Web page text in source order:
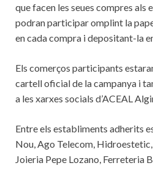
que facen les seues compres als
podran participar omplint la
en cada compra i depositant-la
Els comerços participants
cartell oficial de la campanya i
a les xarxes socials d’ACEAL
Entre els establiments adherits
Nou, Ago Telecom, Hidroestetic,
Joieria Pepe Lozano, Ferreteria